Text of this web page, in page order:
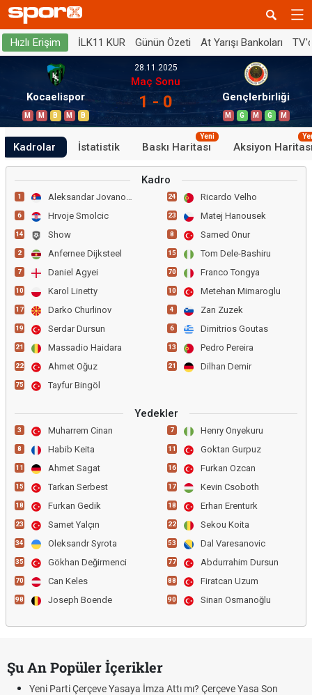
Hızlı Erişim İLK11 KUR Günün Özeti At Yarışı Bankoları
Kocaelispor
M M B M B
28.11.2025
Maç Sonu
1 - 0 Gençlerbirliği
M G M G M
Kadrolar İstatistik Baskı Haritası
Yeni
Aksiyon
Kadro
1 Aleksandar Jovanovic
6 Hrvoje Smolcic
14 Show
2 Anfernee Dijksteel
7 Daniel Agyei
10 Karol Linetty
17 Darko Churlinov
19 Serdar Dursun
21 Massadio Haidara
22 Ahmet Oğuz
75 Tayfur Bingöl
24 Ricardo Velho
23 Matej Hanousek
8 Samed Onur
15 Tom Dele-Bashiru
70 Franco Tongya
10 Metehan Mimaroglu
4 Zan Zuzek
6 Dimitrios Goutas
13 Pedro Pereira
21 Dilhan Demir
Yedekler
3 Muharrem Cinan
8 Habib Keita
11 Ahmet Sagat
15 Tarkan Serbest
18 Furkan Gedik
23 Samet Yalçın
34 Oleksandr Syrota
35 Gökhan Değirmenci
70 Can Keles
98 Joseph Boende
7 Henry Onyekuru
11 Goktan Gurpuz
16 Furkan Ozcan
17 Kevin Csoboth
18 Erhan Erenturk
22 Sekou Koita
53 Dal Varesanovic
77 Abdurrahim Dursun
88 Firatcan Uzum
90 Sinan Osmanoğlu
Şu An Popüler İçerikler
Yeni Parti Çerçeve Yasaya İmza Attı mı? Çerçeve Yasa Son